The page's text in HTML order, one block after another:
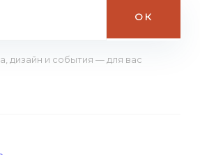
дизайн и события — для вас